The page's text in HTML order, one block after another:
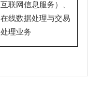
互联网信息服务）、
在线数据处理与交易
处理业务